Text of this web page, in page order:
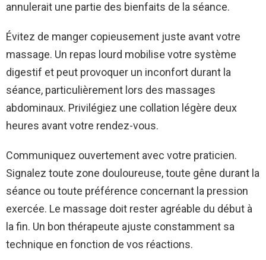
annulerait une partie des bienfaits de la séance.
Évitez de manger copieusement juste avant votre
massage. Un repas lourd mobilise votre système
digestif et peut provoquer un inconfort durant la
séance, particulièrement lors des massages
abdominaux. Privilégiez une collation légère deux
heures avant votre rendez-vous.
Communiquez ouvertement avec votre praticien.
Signalez toute zone douloureuse, toute gêne durant la
séance ou toute préférence concernant la pression
exercée. Le massage doit rester agréable du début à
la fin. Un bon thérapeute ajuste constamment sa
technique en fonction de vos réactions.